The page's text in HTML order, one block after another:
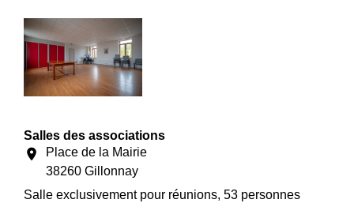
Salles des associations
location_on
Place de la Mairie
38260 Gillonnay
Salle exclusivement pour réunions, 53 personnes